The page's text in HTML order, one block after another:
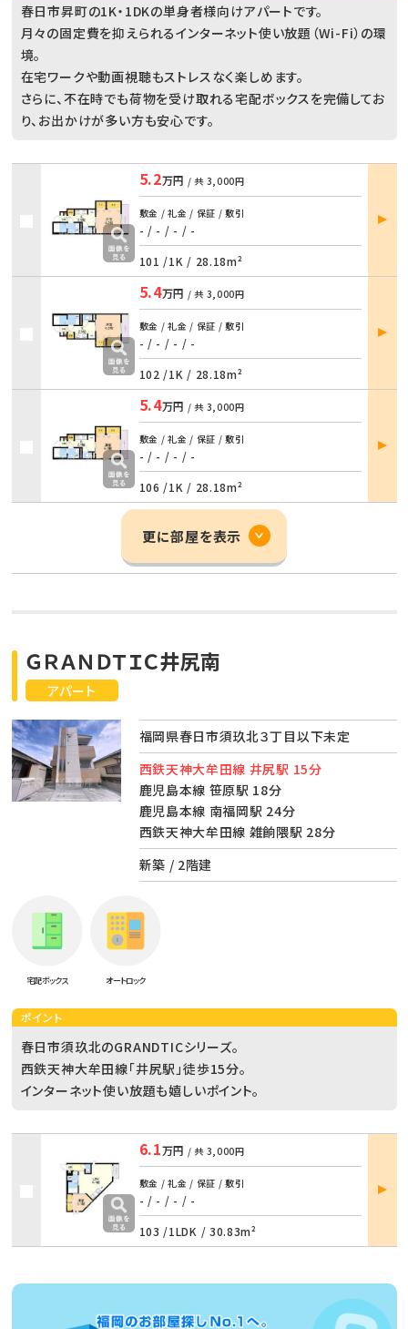
春日市昇町の1K・1DKの単身者様向けアパートです。
月々の固定費を抑えられるインターネット使い放題（Wi-Fi）の環
境。
在宅ワークや動画視聴もストレスなく楽しめます。
さらに、不在時でも荷物を受け取れる宅配ボックスを完備してお
り、お出かけが多い方も安心です。
5.2万円 / 共 3,000円
敷金 / 礼金 / 保証 / 敷引
- / - / - / -
101 /1K / 28.18m²
部屋
詳細
5.4万円 / 共 3,000円
敷金 / 礼金 / 保証 / 敷引
- / - / - / -
102 /1K / 28.18m²
部屋
詳細
5.4万円 / 共 3,000円
敷金 / 礼金 / 保証 / 敷引
- / - / - / -
106 /1K / 28.18m²
部屋
詳細
更に部屋を表示
アパート
ＧＲＡＮＤＴＩＣ井尻南
福岡県春日市須玖北３丁目以下未定
西鉄天神大牟田線 井尻駅 15分
鹿児島本線 笹原駅 18分
鹿児島本線 南福岡駅 24分
西鉄天神大牟田線 雑餉隈駅 28分
新築 / 2階建
宅配ボックス オートロック
ポイント
春日市須玖北のGRANDTICシリーズ。
西鉄天神大牟田線「井尻駅」徒歩15分。
インターネット使い放題も嬉しいポイント。
6.1万円 / 共 3,000円
敷金 / 礼金 / 保証 / 敷引
- / - / - / -
103 /1LDK / 30.83m²
部屋
詳細